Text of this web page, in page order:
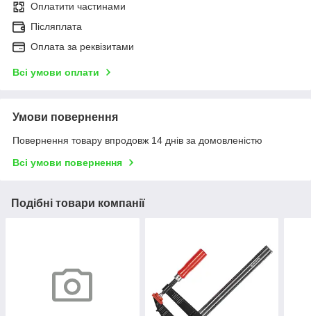
Оплатити частинами
Післяплата
Оплата за реквізитами
Всі умови оплати
Умови повернення
Повернення товару впродовж 14 днів за домовленістю
Всі умови повернення
Подібні товари компанії